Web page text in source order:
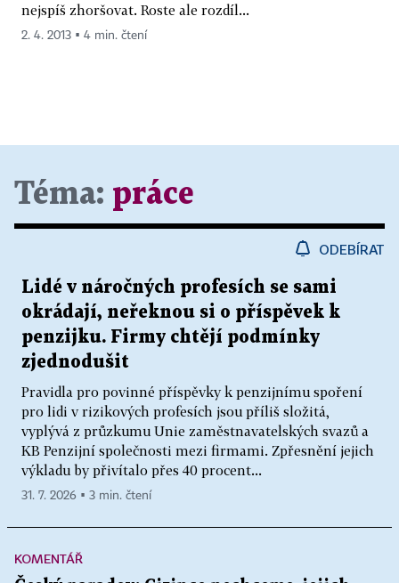
nejspíš zhoršovat. Roste ale rozdíl...
2. 4. 2013 ▪ 4 min. čtení
Téma: práce
ODEBÍRAT
Lidé v náročných profesích se sami
okrádají, neřeknou si o příspěvek k
penzijku. Firmy chtějí podmínky
zjednodušit
Pravidla pro povinné příspěvky k penzijnímu spoření
pro lidi v rizikových profesích jsou příliš složitá,
vyplývá z průzkumu Unie zaměstnavatelských svazů a
KB Penzijní společnosti mezi firmami. Zpřesnění jejich
výkladu by přivítalo přes 40 procent...
31. 7. 2026 ▪ 3 min. čtení
KOMENTÁŘ